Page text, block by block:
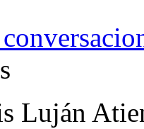
Luján